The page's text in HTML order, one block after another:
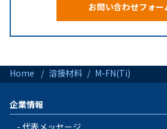
お問い合わせフォー
Home 溶接材料 M-FN(Ti)
企業情報